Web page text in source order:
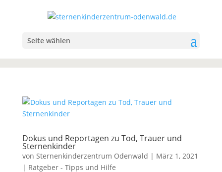
Seite wählen
Dokus und Reportagen zu Tod, Trauer und
Sternenkinder
von Sternenkinderzentrum Odenwald | März 1, 2021
| Ratgeber - Tipps und Hilfe